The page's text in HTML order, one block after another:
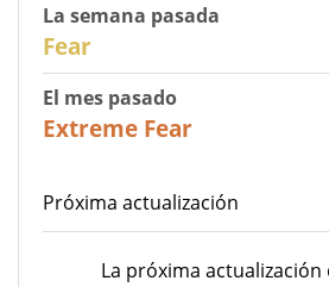
La semana pasada
Fear
El mes pasado
Extreme Fear
Próxima actualización
La próxima